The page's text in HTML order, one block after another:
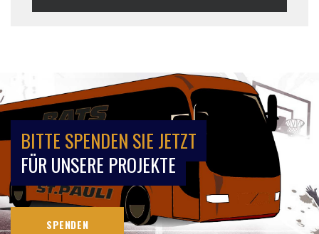
BITTE SPENDEN SIE JETZT
FÜR UNSERE PROJEKTE
SPENDEN